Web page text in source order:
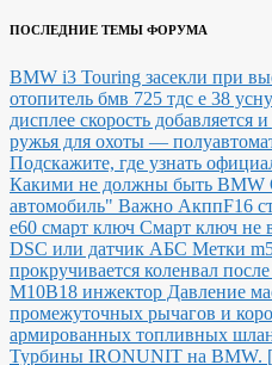
ПОСЛЕДНИЕ ТЕМЫ ФОРУМА
BMW i3 Touring засекли при
отопитель бмв 725 тдс е 38
дисплее скорость добавляется
ружья для охоты —
Подскажите, где узнать
Какими не должны быть BMW
автомобиль" Важно АкппF16
е60 смарт ключ Смарт ключ не
DSC или датчик АБС Метки
прокручивается коленвал
М10В18 инжектор Давление
промежуточных рычагов и
армированных топливных
Турбины IRONUNIT на BMW.